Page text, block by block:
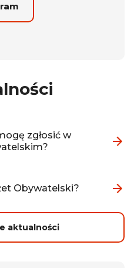
zgłosić w
Obywatelski?
aktualności